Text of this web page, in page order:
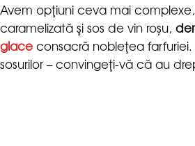
Avem opţiuni ceva mai
caramelizată şi sos de vin roșu,
consacră nobleţea